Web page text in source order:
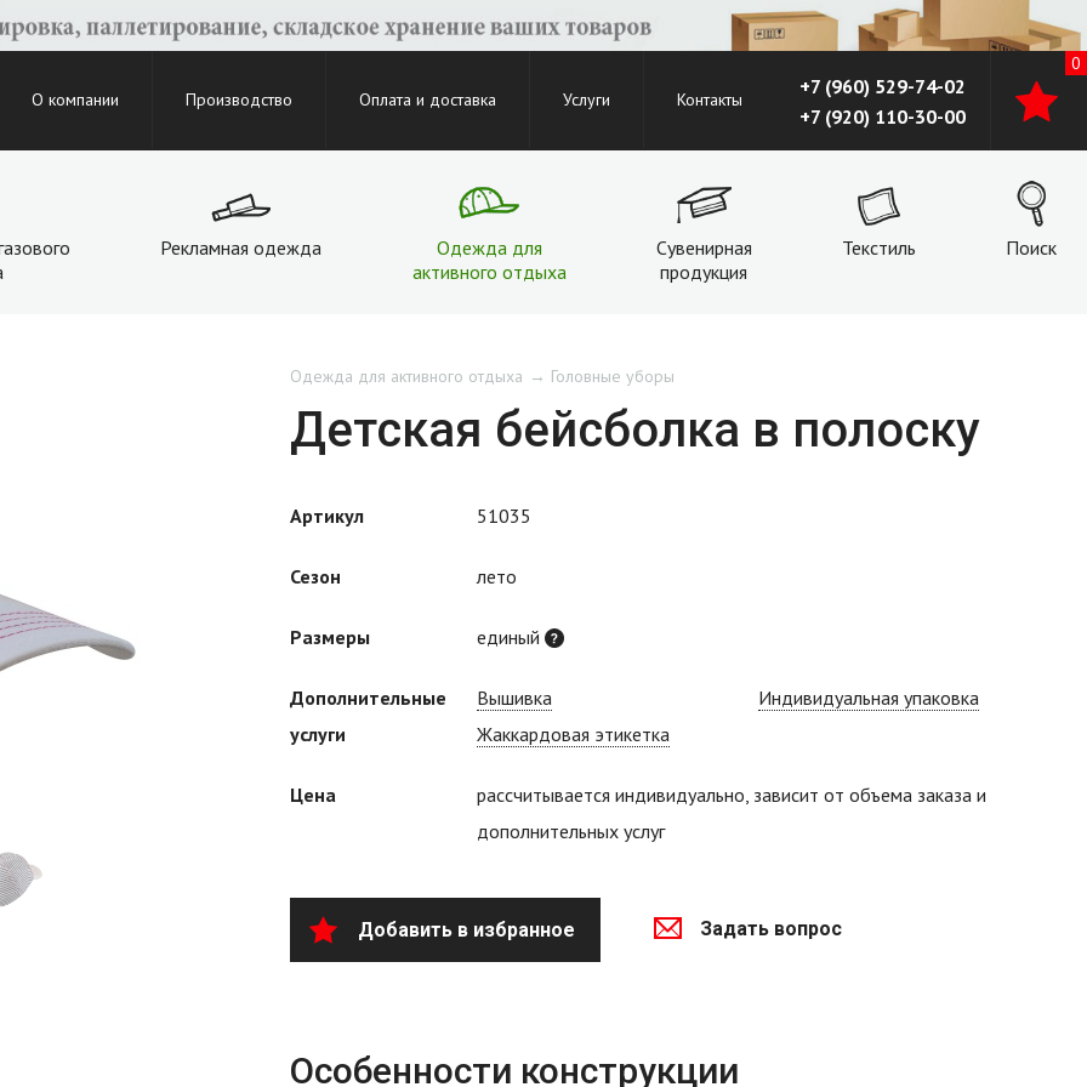
0
+7 (960) 529-74-02
+7 (920) 110-30-00
О компании Производство Оплата и доставка Услуги Контакты
Рекламная одежда
Одежда для
активного отдыха
Сувенирная
продукция
Текстиль Поиск
Одежда для активного отдыха Головные уборы
Детская бейсболка в полоску
Артикул 51035
Сезон лето
Размеры единый
Дополнительные
услуги
Вышивка
Жаккардовая этикетка
Индивидуальная упаковка
Цена
рассчитывается индивидуально, зависит от объема заказа и
дополнительных услуг
Добавить в избранное Задать вопрос
Особенности конструкции